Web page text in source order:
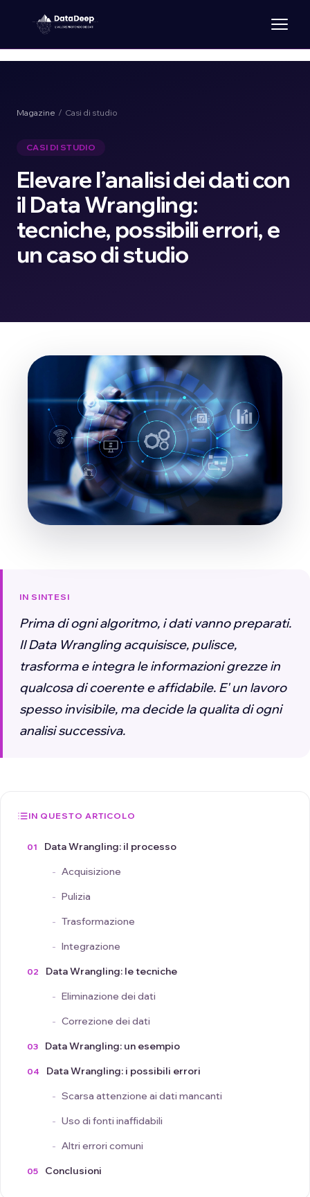
Magazine / Casi di studio
CASI DI STUDIO
Elevare l’analisi dei dati con
il Data Wrangling:
tecniche, possibili errori, e
un caso di studio
IN SINTESI
Prima di ogni algoritmo, i dati vanno preparati.
Il Data Wrangling acquisisce, pulisce,
trasforma e integra le informazioni grezze in
qualcosa di coerente e affidabile. E' un lavoro
spesso invisibile, ma decide la qualita di ogni
analisi successiva.
IN QUESTO ARTICOLO
Data Wrangling: il processo
Acquisizione
Pulizia
Trasformazione
Integrazione
Data Wrangling: le tecniche
Eliminazione dei dati
Correzione dei dati
Data Wrangling: un esempio
Data Wrangling: i possibili errori
Scarsa attenzione ai dati mancanti
Uso di fonti inaffidabili
Altri errori comuni
Conclusioni